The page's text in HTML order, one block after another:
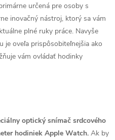
určená pre osoby s
inovačný nástroj, ktorý sa vám
plné ruky práce. Navyše
je oveľa prispôsobiteľnejšia ako
vám ovládať hodinky
optický snímač srdcového
hodiniek Apple Watch. Ak by